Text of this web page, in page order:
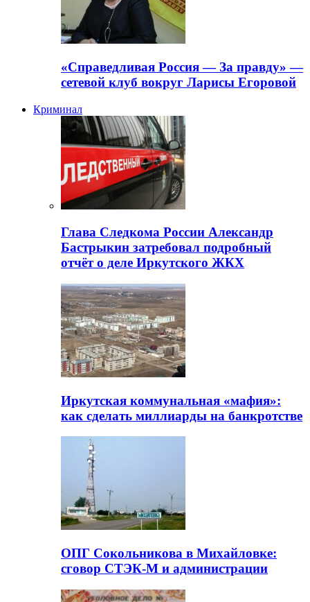
«Справедливая Россия — За правду» —
сетевой клуб вокруг Ларисы Егоровой
Криминал
Глава Следкома России Александр
Бастрыкин затребовал подробный
отчёт о деле Иркутского ЖКХ
Иркутская коммунальная «мафия»:
как сделать миллиарды на банкротстве
ОПГ Сокольникова в Михайловке:
сговор СТЭК-М и администрации